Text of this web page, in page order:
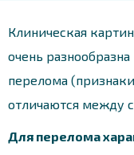
Клиническая
очень
перелома
отличаются между
Для перелома